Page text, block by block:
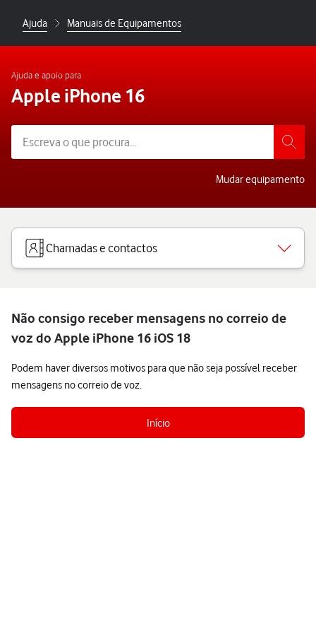
Ajuda Manuais de Equipamentos
Ajuda e apoio para
Apple iPhone 16
Mudar equipamento
Chamadas e contactos
Não consigo receber mensagens no correio de
voz do Apple iPhone 16 iOS 18
Podem haver diversos motivos para que não seja possível receber
mensagens no correio de voz.
Início